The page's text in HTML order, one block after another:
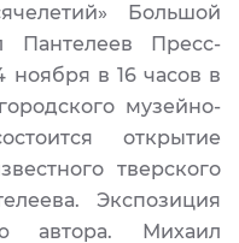
Большой
Пантелеев Пресс-
в 16 часов в
музейно-
открытие
тверского
Экспозиция
автора. Михаил